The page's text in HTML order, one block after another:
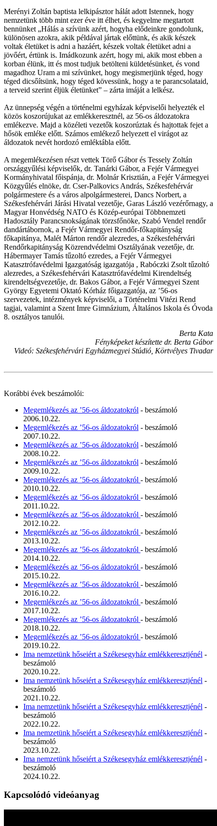
Merényi Zoltán baptista lelkipásztor hálát adott Istennek, hogy
nemzetünk több mint ezer éve itt élhet, és kegyelme megtartott
bennünket „Hálás a szívünk azért, hogyha elődeinkre gondolunk,
különösen azokra, akik példával jártak előttünk, és akik készek
voltak életüket is adni a hazáért, készek voltak életüket adni a
jövőért, értünk is. Imádkozunk azért, hogy mi, akik most ebben a
korban élünk, itt és most tudjuk betölteni küldetésünket, és vond
magadhoz Uram a mi szívünket, hogy megismerjünk téged, hogy
téged dicsőítsünk, hogy téged kövessünk, hogy a te parancsolataid,
a terveid szerint éljük életünket” – zárta imáját a lelkész.
Az ünnepség végén a történelmi egyházak képviselői helyezték el
közös koszorújukat az emlékkeresztnél, az 56-os áldozatokra
emlékezve. Majd a közéleti vezetők koszorúztak és hajtottak fejet a
hősök emléke előtt. Számos emlékező helyezett el virágot az
áldozatok nevét hordozó emléktábla előtt.
A megemlékezésen részt vettek Törő Gábor és Tessely Zoltán
országgyűlési képviselők, dr. Tanárki Gábor, a Fejér Vármegyei
Kormányhivatal főispánja, dr. Molnár Krisztián, a Fejér Vármegyei
Közgyűlés elnöke, dr. Cser-Palkovics András, Székesfehérvár
polgármestere és a város alpolgármesterei, Dancs Norbert, a
Székesfehérvári Járási Hivatal vezetője, Garas László vezérőrnagy, a
Magyar Honvédség NATO és Közép-európai Többnemzeti
Hadosztály Parancsnokságának törzsfőnöke, Szabó Vendel rendőr
dandártábornok, a Fejér Vármegyei Rendőr-főkapitányság
főkapitánya, Malét Márton rendőr alezredes, a Székesfehérvári
Rendőrkapitányság Közrendvédelmi Osztályának vezetője, dr.
Hábermayer Tamás tűzoltó ezredes, a Fejér Vármegyei
Katasztrófavédelmi Igazgatóság igazgatója , Rabóczki Zsolt tűzoltó
alezredes, a Székesfehérvári Katasztrófavédelmi Kirendeltség
kirendeltségvezetője, dr. Bakos Gábor, a Fejér Vármegyei Szent
György Egyetemi Oktató Kórház főigazgatója, az ’56-os
szervezetek, intézmények képviselői, a Történelmi Vitézi Rend
tagjai, valamint a Szent Imre Gimnázium, Általános Iskola és Óvoda
8. osztályos tanulói.
Berta Kata
Fényképeket készítette dr. Berta Gábor
Videó: Székesfehérvári Egyházmegyei Stúdió, Körtvélyes Tivadar
Korábbi évek beszámolói:
Megemlékezés az ’56-os áldozatokról - beszámoló
2006.10.22.
Megemlékezés az ’56-os áldozatokról - beszámoló
2007.10.22.
Megemlékezés az ’56-os áldozatokról - beszámoló
2008.10.22.
Megemlékezés az ’56-os áldozatokról - beszámoló
2009.10.22.
Megemlékezés az ’56-os áldozatokról - beszámoló
2010.10.22.
Megemlékezés az ’56-os áldozatokról - beszámoló
2011.10.22.
Megemlékezés az ’56-os áldozatokról - beszámoló
2012.10.22.
Megemlékezés az ’56-os áldozatokról - beszámoló
2013.10.22.
Megemlékezés az ’56-os áldozatokról - beszámoló
2014.10.22.
Megemlékezés az ’56-os áldozatokról - beszámoló
2015.10.22.
Megemlékezés az ’56-os áldozatokról - beszámoló
2016.10.22.
Megemlékezés az ’56-os áldozatokról - beszámoló
2017.10.22.
Megemlékezés az ’56-os áldozatokról - beszámoló
2018.10.22.
Megemlékezés az ’56-os áldozatokról - beszámoló
2019.10.22.
Ima nemzetünk hőseiért a Székesegyház emlékkeresztjénél -
beszámoló
2020.10.22.
Ima nemzetünk hőseiért a Székesegyház emlékkeresztjénél -
beszámoló
2021.10.22.
Ima nemzetünk hőseiért a Székesegyház emlékkeresztjénél -
beszámoló
2022.10.22.
Ima nemzetünk hőseiért a Székesegyház emlékkeresztjénél -
beszámoló
2023.10.22.
Ima nemzetünk hőseiért a Székesegyház emlékkeresztjénél -
beszámoló
2024.10.22.
Kapcsolódó videóanyag